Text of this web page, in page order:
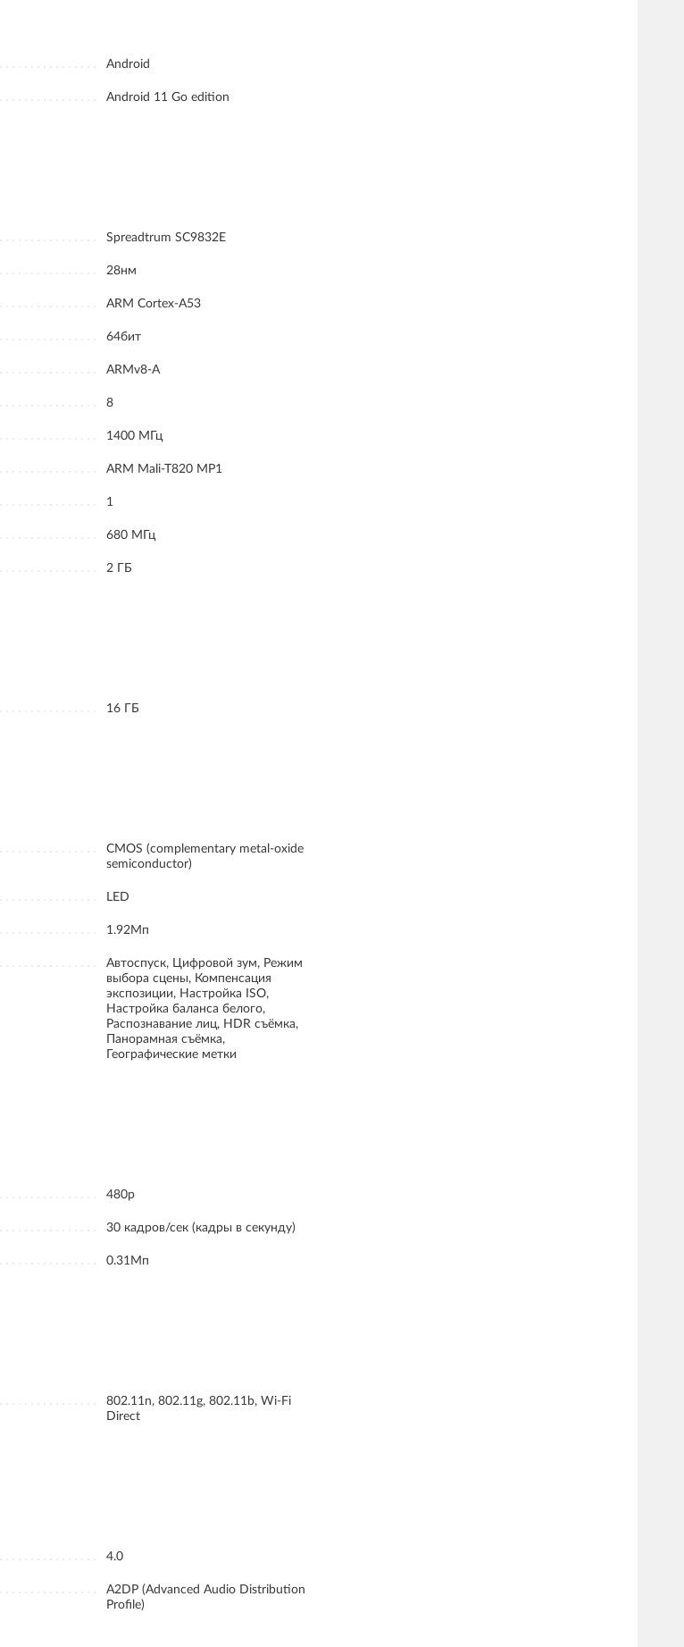
Android
Android 11 Go edition
Spreadtrum SC9832E
28нм
ARM Cortex-A53
64бит
ARMv8-A
8
1400 МГц
ARM Mali-T820 MP1
1
680 МГц
2 ГБ
16 ГБ
CMOS (complementary metal-oxide
semiconductor)
LED
1.92Мп
Автоспуск, Цифровой зум, Режим
выбора сцены, Компенсация
экспозиции, Настройка ISO,
Настройка баланса белого,
Распознавание лиц, HDR съёмка,
Панорамная съёмка,
Географические метки
480p
30 кадров/сек (кадры в секунду)
0.31Мп
802.11n, 802.11g, 802.11b, Wi-Fi
Direct
4.0
A2DP (Advanced Audio Distribution
Profile)